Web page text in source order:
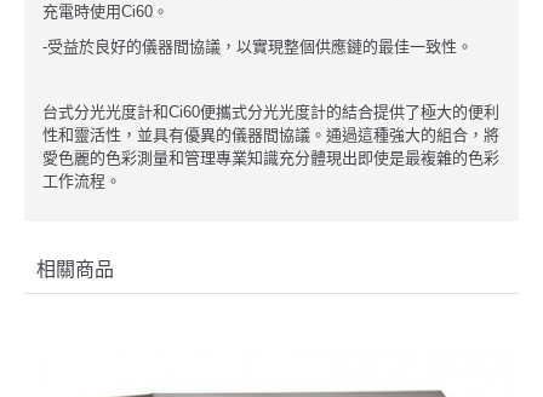
充電時使用Ci60。
-受益於良好的儀器間協議，以實現整個供應鏈的最佳一致性。
台式分光光度計和Ci60便攜式分光光度計的結合提供了極大的便利
性和靈活性，並具有優異的儀器間協議。通過這種強大的組合，將
愛色麗的色彩測量和管理專業知識充分體現出即使是最複雜的色彩
工作流程。
相關商品